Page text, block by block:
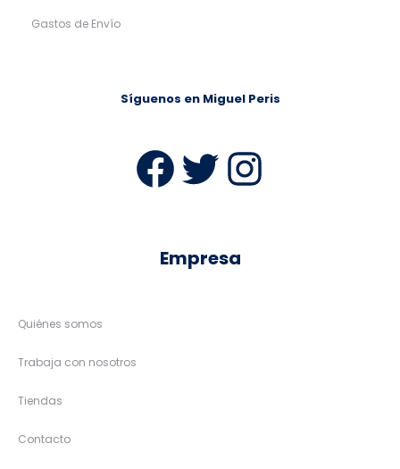
Gastos de Envío
Síguenos en Miguel Peris
Facebook
Twitter
Empresa
Quiénes somos
Trabaja con nosotros
Tiendas
Contacto